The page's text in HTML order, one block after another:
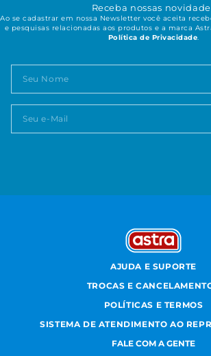
Receba nossas
Ao se cadastrar em nossa Newsletter você aceita
e pesquisas relacionadas aos produtos e a marca
Política de Privacidade.
AJUDA E SUPORTE
TROCAS E
POLÍTICAS E TERMOS
SISTEMA DE ATENDIMENTO AO
FALE COM A GENTE